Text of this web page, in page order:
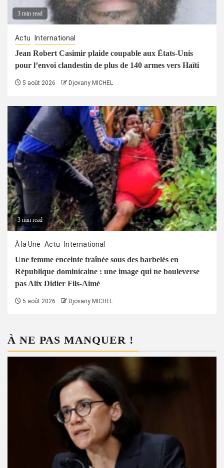
3 min read
Actu International
Jean Robert Casimir plaide coupable aux États-Unis
pour l’envoi clandestin de plus de 140 armes vers Haïti
5 août 2026 Djovany MICHEL
3 min read
À la Une Actu International
Une femme enceinte traînée sous des barbelés en
République dominicaine : une image qui ne bouleverse
pas Alix Didier Fils-Aimé
5 août 2026 Djovany MICHEL
À NE PAS MANQUER !